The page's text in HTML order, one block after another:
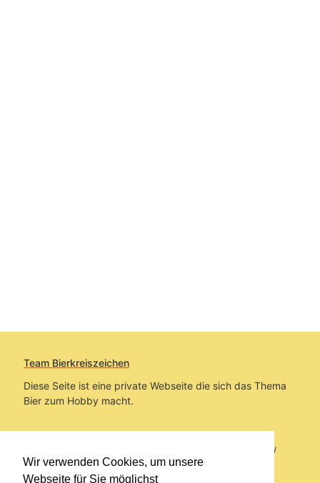
Wir verwenden Cookies, um unsere
Webseite für Sie möglichst
Team Bierkreiszeichen
Diese Seite ist eine private Webseite die sich das Thema
Bier zum Hobby macht.
Sie befinden sich auf https://www.bierkreiszeichen.at/
im Pfad:Bierkreiszeichen/Gesammelte Biere